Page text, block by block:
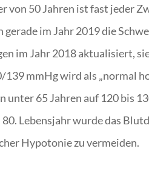
von 50 Jahren ist fast jeder
gerade im Jahr 2019 die
im Jahr 2018 aktualisiert,
139 mmHg wird als „normal
unter 65 Jahren auf 120 bis
80. Lebensjahr wurde das
Hypotonie zu vermeiden.